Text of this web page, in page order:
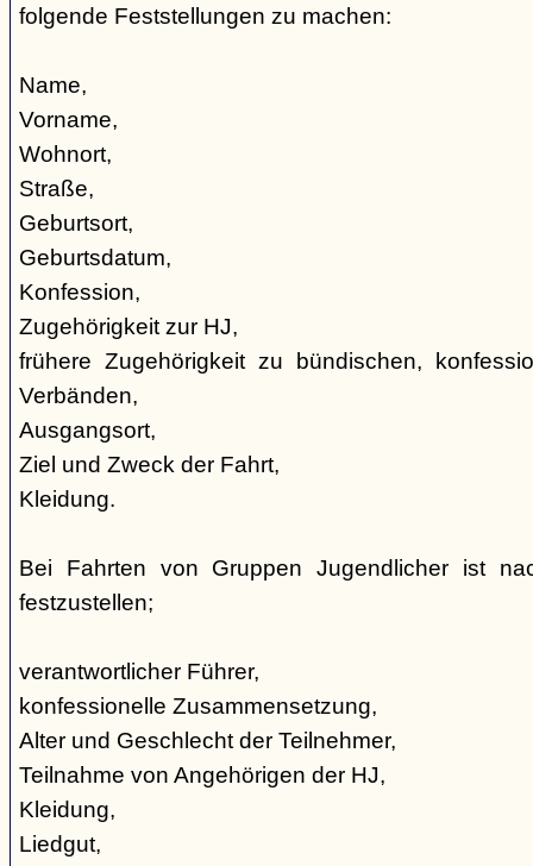
folgende Feststellungen zu machen:
Name,
Vorname,
Wohnort,
Straße,
Geburtsort,
Geburtsdatum,
Konfession,
Zugehörigkeit zur HJ,
frühere Zugehörigkeit zu bündischen,
Verbänden,
Ausgangsort,
Ziel und Zweck der Fahrt,
Kleidung.
Bei Fahrten von Gruppen Jugendlicher ist
festzustellen;
verantwortlicher Führer,
konfessionelle Zusammensetzung,
Alter und Geschlecht der Teilnehmer,
Teilnahme von Angehörigen der HJ,
Kleidung,
Liedgut,